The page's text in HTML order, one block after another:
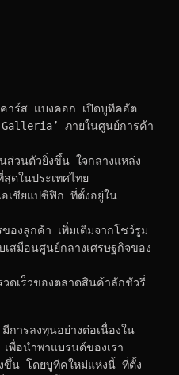
าร์ส แบงคอก เปิดบูทีคอัต
ภายในศูนย์การค้า
ส่วนตัวยิ่งขึ้น ใจกลางแหล่ง
ดในประเทศไทย
อเชียแปซิฟิก ที่ตั้งอยู่ใน
องลูกค้า เพิ่มเติมจากโชว์รูม
สมือนศูนย์กลางเศรษฐกิจของ
วดเร็วของตลาดสินค้าลักชัวรี่
ารลงทุนอย่างต่อเนื่องใน
พื่อนำพาแบรนด์ของเรา
ขึ้น โดยบูทีคใหม่แห่งนี้ ที่ตั้ง